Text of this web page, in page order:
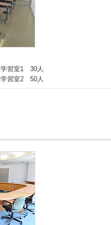
学習室1 30人
学習室2 50人